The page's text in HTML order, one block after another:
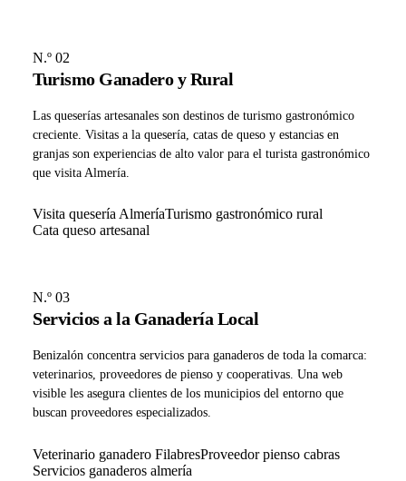
N.º 02
Turismo Ganadero y Rural
Las queserías artesanales son destinos de turismo gastronómico
creciente. Visitas a la quesería, catas de queso y estancias en
granjas son experiencias de alto valor para el turista gastronómico
que visita Almería.
Visita quesería AlmeríaTurismo gastronómico rural
Cata queso artesanal
N.º 03
Servicios a la Ganadería Local
Benizalón concentra servicios para ganaderos de toda la comarca:
veterinarios, proveedores de pienso y cooperativas. Una web
visible les asegura clientes de los municipios del entorno que
buscan proveedores especializados.
Veterinario ganadero FilabresProveedor pienso cabras
Servicios ganaderos almería